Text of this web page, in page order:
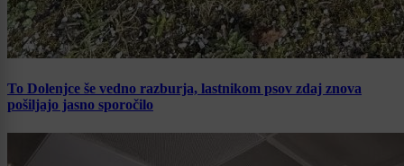
To Dolenjce še vedno razburja, lastnikom psov zdaj znova
pošiljajo jasno sporočilo